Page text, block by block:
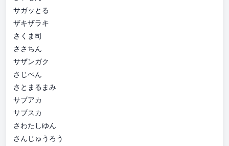
サガッとる
ザキザラキ
さくま司
ささちん
サザンガク
さじぺん
さとまるまみ
サブアカ
サブスカ
さわたしゆん
さんじゅうろう